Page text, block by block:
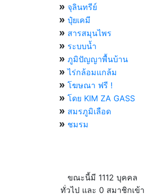
» จุลินทรีย์
» ปุ๋ยเคมี
» สารสมุนไพร
» ระบบน้ำ
» ภูมิปัญญาพื้นบ้าน
» ไร่กล้อมแกล้ม
» โฆษณา ฟรี !
» โดย KIM ZA GASS
» สมรภูมิเลือด
» ชมรม
ขณะนี้มี 1112 บุคคล
ทั่วไป และ 0 สมาชิกเข้า